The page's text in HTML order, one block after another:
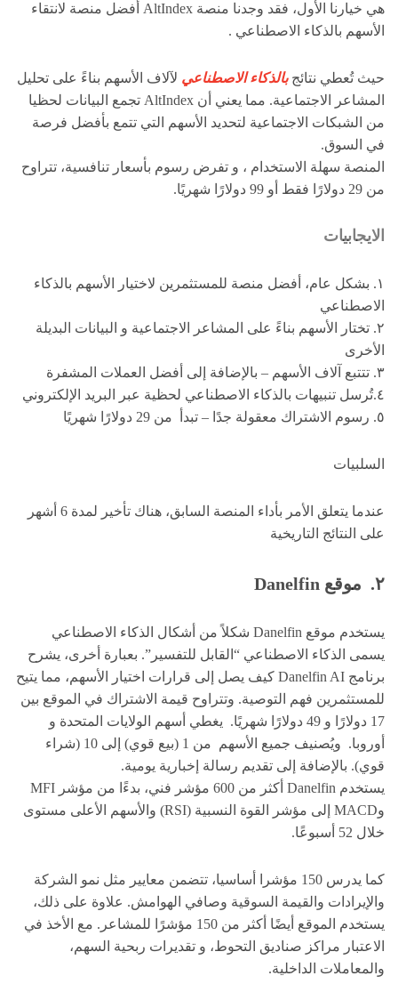
هي خيارنا الأول، فقد وجدنا منصة AltIndex أفضل منصة لانتقاء
الأسهم بالذكاء الاصطناعي .
حيث تُعطي نتائجبالذكاء الاصطناعي لآلاف الأسهم بناءً على تحليل
المشاعر الاجتماعية. مما يعني أن AltIndex تجمع البيانات لحظيا
من الشبكات الاجتماعية لتحديد الأسهم التي تتمع بأفضل فرصة
في السوق.
المنصة سهلة الاستخدام ، و تفرض رسوم بأسعار تنافسية، تتراوح
من 29 دولارًا فقط أو 99 دولارًا شهريًا.
الايجابيات
١. بشكل عام، أفضل منصة للمستثمرين لاختيار الأسهم بالذكاء
الاصطناعي
٢. تختار الأسهم بناءً على المشاعر الاجتماعية و البيانات البديلة
الأخرى
٣. تتتبع آلاف الأسهم – بالإضافة إلى أفضل العملات المشفرة
٤.تُرسل تنبيهات بالذكاء الاصطناعي لحظية عبر البريد الإلكتروني
٥. رسوم الاشتراك معقولة جدًا – تبدأ من 29 دولارًا شهريًا
السلبيات
عندما يتعلق الأمر بأداء المنصة السابق، هناك تأخير لمدة 6 أشهر
على النتائج التاريخية
٢. موقع Danelfin
يستخدم موقع Danelfin شكلاً من أشكال الذكاء الاصطناعي
يسمى الذكاء الاصطناعي “القابل للتفسير”. بعبارة أخرى، يشرح
برنامج Danelfin AI كيف يصل إلى قرارات اختيار الأسهم، مما يتيح
للمستثمرين فهم التوصية. وتتراوح قيمة الاشتراك في الموقع بين
17 دولارًا و 49 دولارًا شهريًا. يغطي أسهم الولايات المتحدة و
أوروبا. ويُصنيف جميع الأسهم من 1 (بيع قوي) إلى 10 (شراء
قوي). بالإضافة إلى تقديم رسالة إخبارية يومية.
يستخدم Danelfin أكثر من 600 مؤشر فني، بدءًا من مؤشر MFI
وMACD إلى مؤشر القوة النسبية (RSI) والأسهم الأعلى مستوى
خلال 52 أسبوعًا.
كما يدرس 150 مؤشرا أساسيا، تتضمن معايير مثل نمو الشركة
والإيرادات والقيمة السوقية وصافي الهوامش. علاوة على ذلك،
يستخدم الموقع أيضًا أكثر من 150 مؤشرًا للمشاعر. مع الأخذ في
الاعتبار مراكز صناديق التحوط، و تقديرات ربحية السهم،
والمعاملات الداخلية.